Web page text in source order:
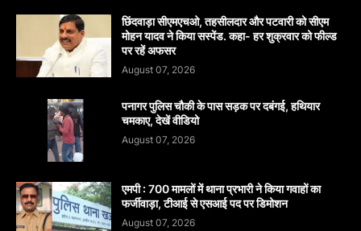
छिंदवाड़ा सीएमएचओ, तहसीलदार और पटवारी को सीएम
मोहन यादव ने किया सस्पेंड. कहा- हर शुक्रवार को फील्ड
पर रहें अफसर
August 07, 2026
पनागर पुलिस चौकी के पास सड़क पर दबंगई, हथियार
चमकाए, देखें वीडियो
August 07, 2026
एमपी : 700 मामलों में थाना प्रभारी ने किया गवाहों का
फर्जीवाड़ा, टीआई से एसआई पद पर डिमोशन
August 07, 2026